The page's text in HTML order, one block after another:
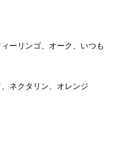
ーリンゴ、オーク、いつも
ネクタリン、オレンジ